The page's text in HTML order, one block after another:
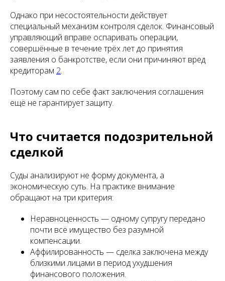
Однако при несостоятельности действует
специальный механизм контроля сделок. Финансовый
управляющий вправе оспаривать операции,
совершённые в течение трёх лет до принятия
заявления о банкротстве, если они причиняют вред
кредиторам 2.
Поэтому сам по себе факт заключения соглашения
ещё не гарантирует защиту.
Что считается подозрительной
сделкой
Суды анализируют не форму документа, а
экономическую суть. На практике внимание
обращают на три критерия:
Неравноценность — одному супругу передано
почти всё имущество без разумной
компенсации.
Аффилированность — сделка заключена между
близкими лицами в период ухудшения
финансового положения.